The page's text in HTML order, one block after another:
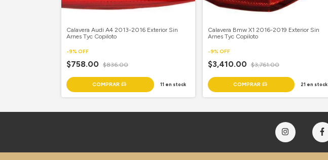
Calavera Audi A4 2013-2016 Exterior Sin
Arnes Tyc Copiloto
-9% OFF
$758.00 $836.00
11 en stock
Calavera Bmw X1 2016-2019 Exterior Sin
Arnes Tyc Copiloto
-9% OFF
$3,410.00 $3,761.00
21 en stock